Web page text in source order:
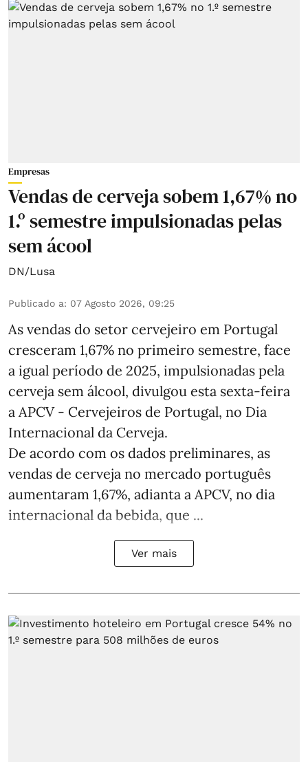
Empresas
Vendas de cerveja sobem 1,67% no
1.º semestre impulsionadas pelas
sem ácool
DN/Lusa
Publicado a: 07 Agosto 2026, 09:25
As vendas do setor cervejeiro em Portugal
cresceram 1,67% no primeiro semestre, face
a igual período de 2025, impulsionadas pela
cerveja sem álcool, divulgou esta sexta-feira
a APCV - Cervejeiros de Portugal, no Dia
Internacional da Cerveja.
De acordo com os dados preliminares, as
vendas de cerveja no mercado português
aumentaram 1,67%, adianta a APCV, no dia
internacional da bebida, que ...
Ver mais